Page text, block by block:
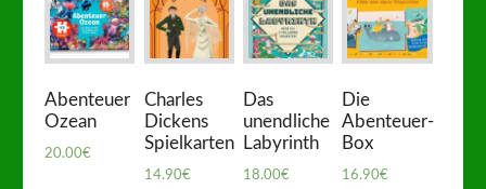
Abenteuer
Ozean
20.00€
Charles
Dickens
Spielkarten
14.90€
Das
unendliche
Labyrinth
18.00€
Die
Abenteuer-
Box
16.90€